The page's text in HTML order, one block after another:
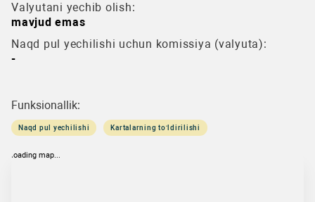
Valyutani yechib olish:
mavjud emas
Naqd pul yechilishi uchun komissiya (valyuta):
-
Funksionallik:
Naqd pul yechilishi Kartalarning to‘ldirilishi
loading map...